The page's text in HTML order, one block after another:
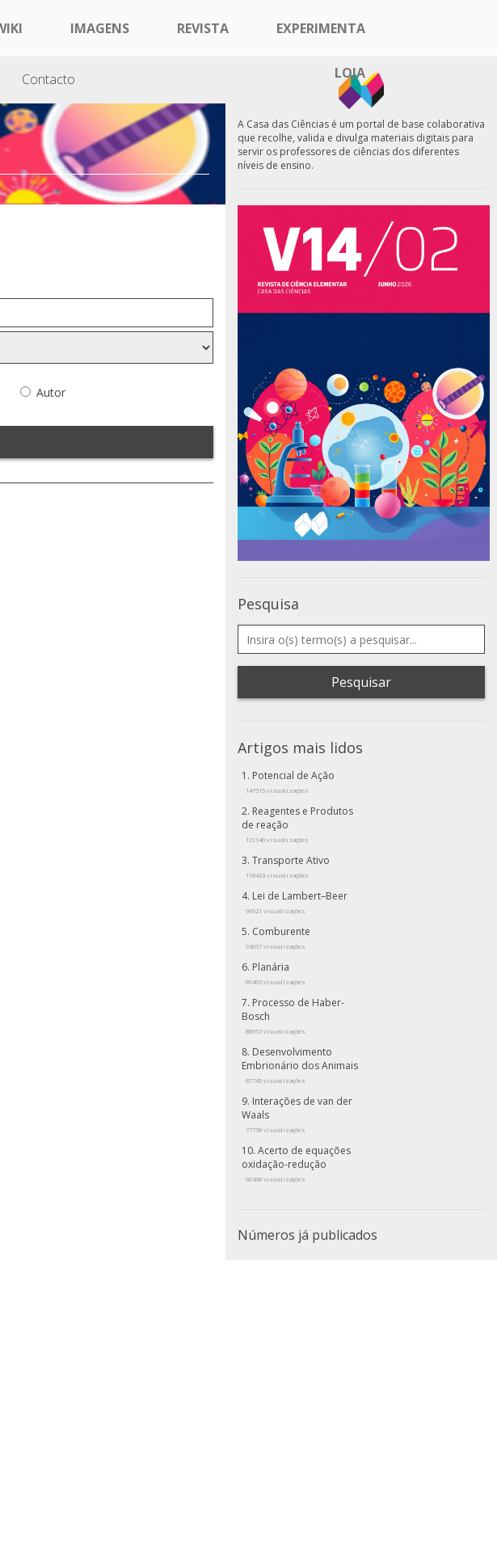
IMAGENS REVISTA EXPERIMENTA
LOJA
Contacto
Autor
A Casa das Ciências é um portal de base colaborativa
que recolhe, valida e divulga materiais digitais para
servir os professores de ciências dos diferentes
níveis de ensino.
Pesquisa
Pesquisar
Artigos mais lidos
Potencial de Ação
147515 visualizações
Reagentes e Produtos
de reação
121146 visualizações
Transporte Ativo
118423 visualizações
Lei de Lambert–Beer
96921 visualizações
Comburente
93657 visualizações
Planária
89495 visualizações
Processo de Haber-
Bosch
88953 visualizações
Desenvolvimento
Embrionário dos Animais
87745 visualizações
Interações de van der
Waals
77758 visualizações
Acerto de equações
oxidação-redução
66368 visualizações
Números já publicados